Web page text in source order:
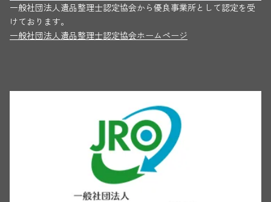
一般社団法人遺品整理士認定協会から優良事業所として認定を受
けております。
一般社団法人遺品整理士認定協会ホームページ